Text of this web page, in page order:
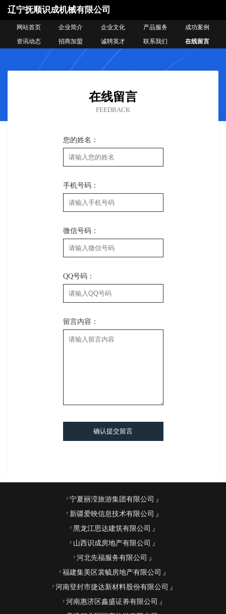
辽宁抚顺识成机械有限公司
网站首页 企业简介 企业文化 产品服务
成功案例
资讯动态
招商加盟 诚聘英才 联系我们 在线留言
在线留言
FEEDBACK
您的姓名：
手机号码：
微信号码：
QQ号码：
留言内容：
确认提交留言
宁夏丽滢旅游集团有限公司
新疆爱映信息技术有限公司
黑龙江思达建筑有限公司
山西识成房地产有限公司
河北先福服务有限公司
福建集美区裳毓房地产有限公司
河南登封市捷达新材料股份有限公司
河南惠济区鑫盛证券有限公司